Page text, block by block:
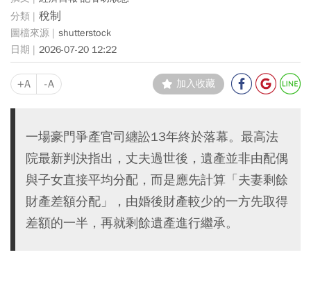
稅制
shutterstock
2026-07-20 12:22
+A -A 加入收藏
一場豪門爭產官司纏訟13年終於落幕。最高法
院最新判決指出，丈夫過世後，遺產並非由配偶
與子女直接平均分配，而是應先計算「夫妻剩餘
財產差額分配」，由婚後財產較少的一方先取得
差額的一半，再就剩餘遺產進行繼承。